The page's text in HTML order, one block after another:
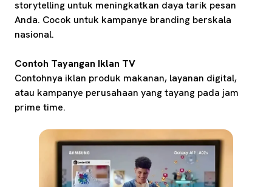
storytelling untuk meningkatkan daya tarik pesan
Anda. Cocok untuk kampanye branding berskala
nasional.
Contoh Tayangan Iklan TV
Contohnya iklan produk makanan, layanan digital,
atau kampanye perusahaan yang tayang pada jam
prime time.